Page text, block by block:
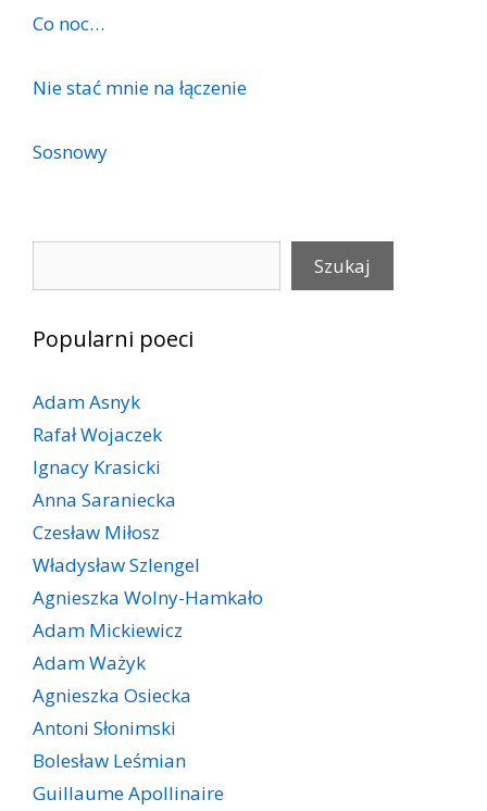
Co noc…
Nie stać mnie na łączenie
Sosnowy
Szukaj
Popularni poeci
Adam Asnyk
Rafał Wojaczek
Ignacy Krasicki
Anna Saraniecka
Czesław Miłosz
Władysław Szlengel
Agnieszka Wolny-Hamkało
Adam Mickiewicz
Adam Ważyk
Agnieszka Osiecka
Antoni Słonimski
Bolesław Leśmian
Guillaume Apollinaire